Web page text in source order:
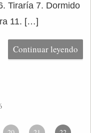
Tiraría 7. Dormido
11. […]
Continuar leyendo